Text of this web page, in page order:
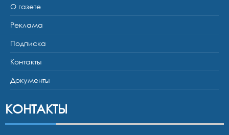
О газете
Реклама
Подписка
Контакты
Документы
КОНТАКТЫ